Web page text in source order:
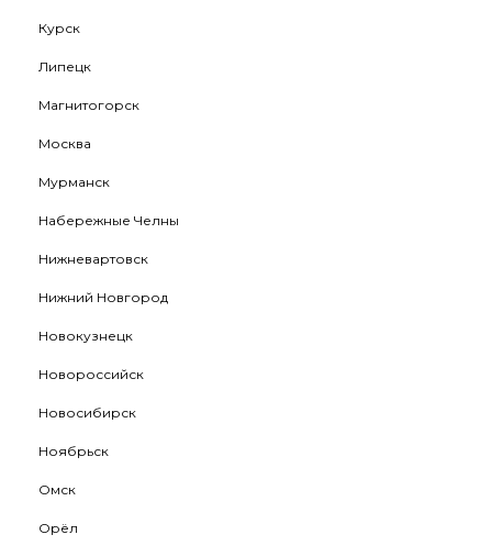
Курск
Липецк
Магнитогорск
Москва
Мурманск
Набережные Челны
Нижневартовск
Нижний Новгород
Новокузнецк
Новороссийск
Новосибирск
Ноябрьск
Омск
Орёл